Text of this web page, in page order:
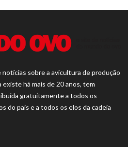
sobre a avicultura de produção
há mais de 20 anos, tem
gratuitamente a todos os
do país e a todos os elos da cadeia